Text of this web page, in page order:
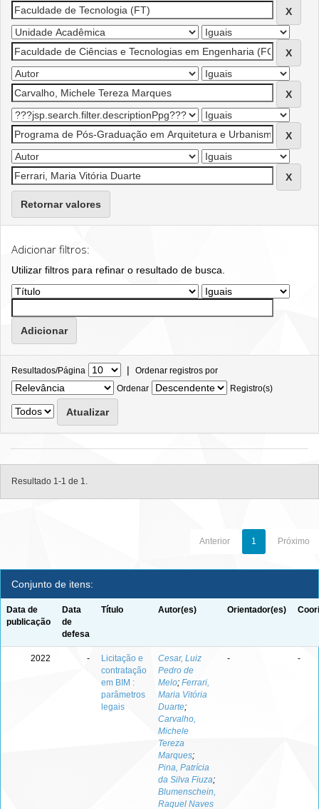
Retornar valores
Adicionar filtros:
Utilizar filtros para refinar o resultado de busca.
Resultados/Página | Ordenar registros por
Ordenar
Registro(s)
Resultado 1-1 de 1.
Anterior 1 Próximo
Conjunto de itens:
Data de
publicação
Data
de
defesa
Título Autor(es) Orientador(es)
2022 -
Licitação e
contratação
em BIM :
parâmetros
legais
Cesar, Luiz
Pedro de
Melo; Ferrari,
Maria Vitória
Duarte;
Carvalho,
Michele
Tereza
Marques;
Pina, Patrícia
da Silva Fiuza;
Blumenschein,
Raquel Naves
- -